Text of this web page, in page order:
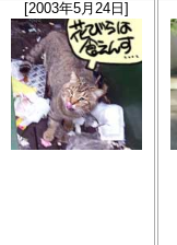
[2003年5月24日]